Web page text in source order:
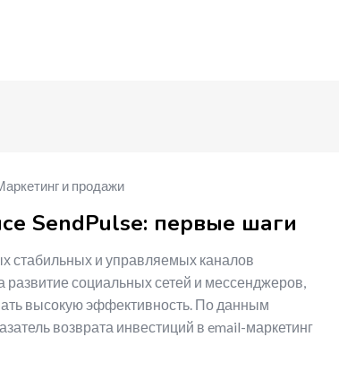
и продажи
SendPulse: первые шаги
стабильных и управляемых каналов
социальных сетей и мессенджеров,
высокую эффективность. По данным
возврата инвестиций в email-маркетинг